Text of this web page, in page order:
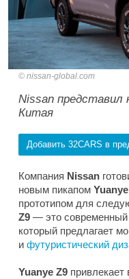
nissan-global.com
Nissan представил
Китая
Добавить 32CARS в
Компания Nissan
новым пикапом
прототипом для
Z9 — это современный
который предлагает
и футуристический
Yuanye Z9